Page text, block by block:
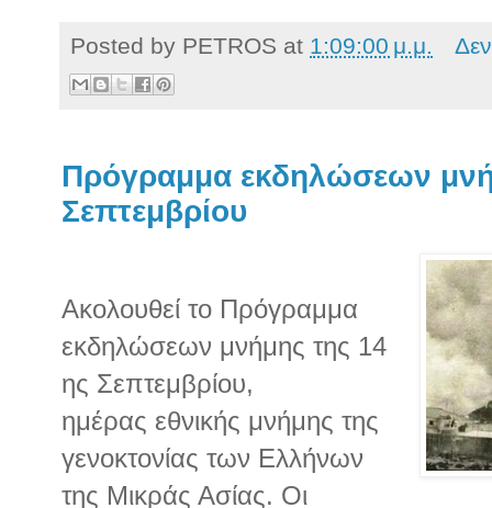
Posted by PETROS at 1:09:00 μ.μ.
Πρόγραμμα εκδηλώσεων
Σεπτεμβρίου
Ακολουθεί το Πρόγραμμα
εκδηλώσεων μνήμης της 14
ης Σεπτεμβρίου,
ημέρας εθνικής μνήμης της
γενοκτονίας των Ελλήνων
της Μικράς Ασίας. Οι